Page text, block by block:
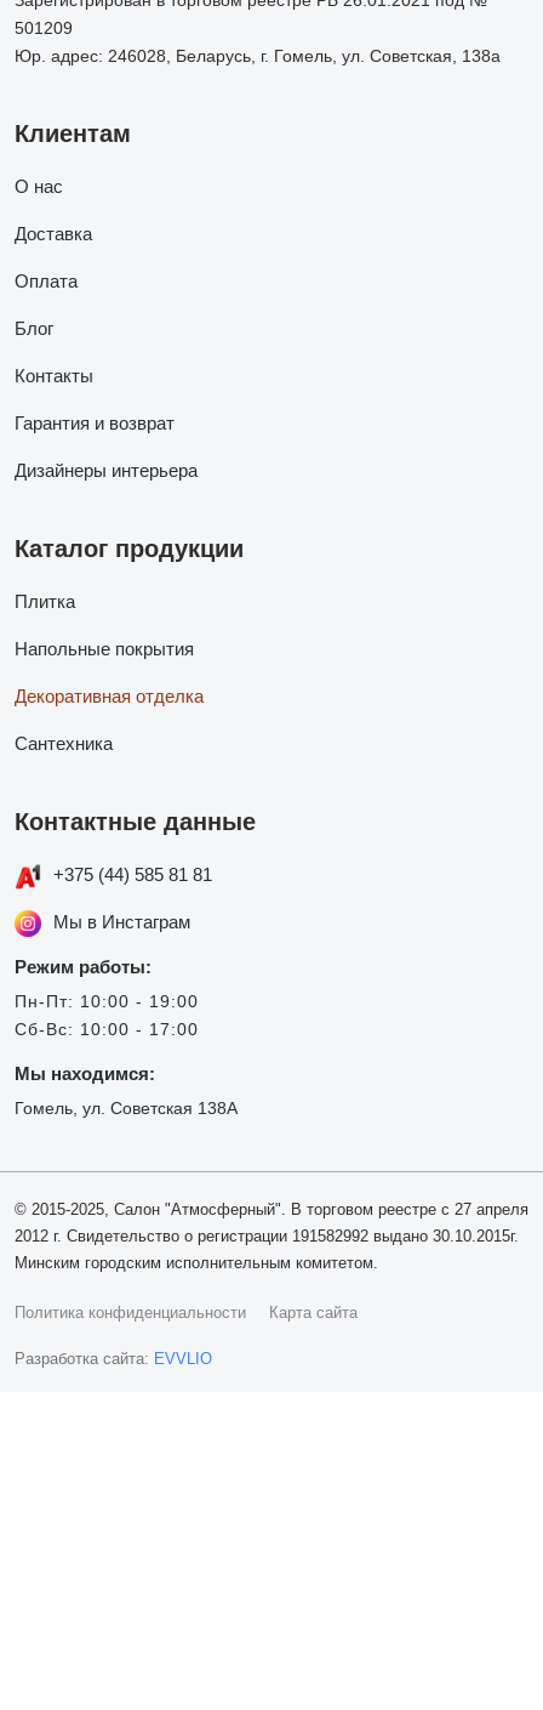
501209
Юр. адрес: 246028, Беларусь, г. Гомель, ул. Советская, 138а
Клиентам
О нас
Доставка
Оплата
Блог
Контакты
Гарантия и возврат
Дизайнеры интерьера
Каталог продукции
Плитка
Напольные покрытия
Декоративная отделка
Сантехника
Контактные данные
+375 (44) 585 81 81
Мы в Инстаграм
Режим работы:
Пн-Пт: 10:00 - 19:00
Сб-Вс: 10:00 - 17:00
Мы находимся:
Гомель, ул. Советская 138А
© 2015-2025, Салон "Атмосферный". В торговом реестре с 27 апреля
2012 г. Свидетельство о регистрации 191582992 выдано 30.10.2015г.
Минским городским исполнительным комитетом.
Политика конфиденциальности Карта сайта
Разработка сайта: EVVLIO